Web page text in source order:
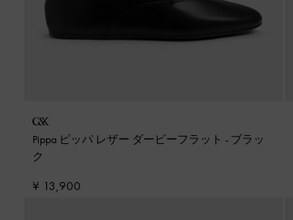
Pippa ピッパ レザー ダービーフラット - ブラッ
ク
¥ 13,900